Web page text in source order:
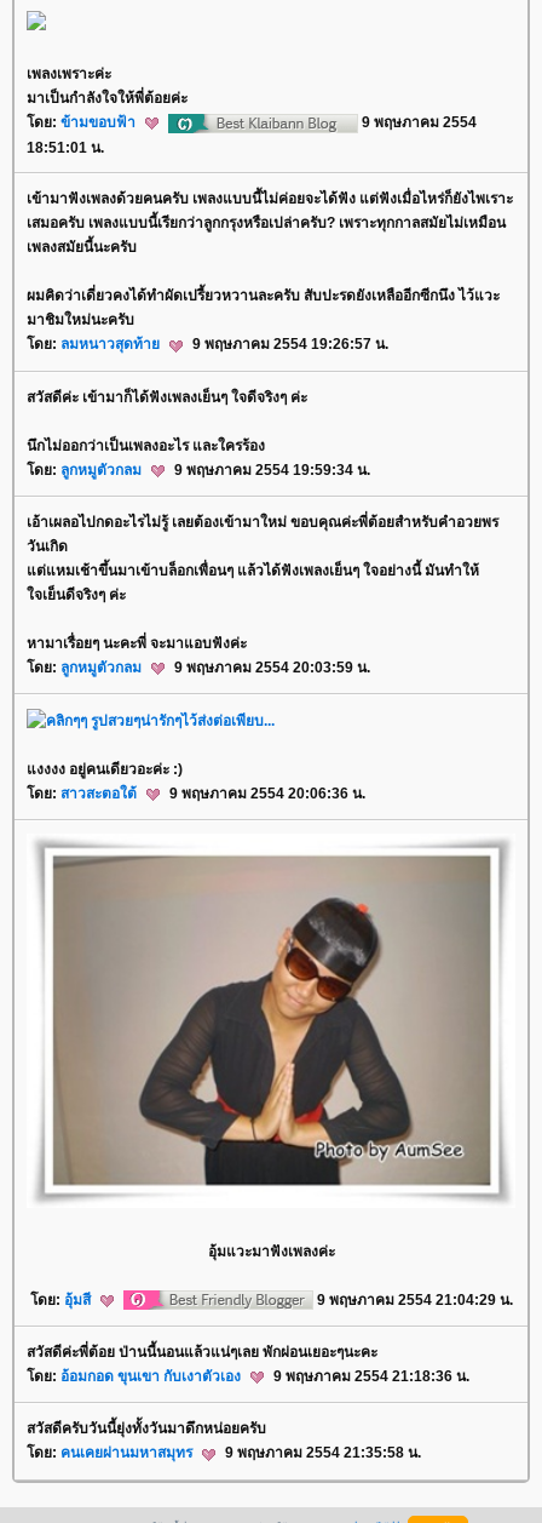
เพลงเพราะค่ะ
มาเป็นกำลังใจให้พี่ต้อยค่ะ
ดย: ข้ามขอบฟ้า
9 พฤษภาคม 2554
18:51:01 น.
เข้ามาฟังเพลงด้วยคนครับ เพลงแบบนี้ไม่ค่อยจะได้ฟัง แต่ฟังเมื่อไหร่ก็ยังไพเราะ
เสมอครับ เพลงแบบนี้เรียกว่าลูกกรุงหรือเปล่าครับ? เพราะทุกกาลสมัยไม่เหมือน
เพลงสมัยนี้นะครับ
ผมคิดว่าเดี่ยวคงได้ทำผัดเปรี้ยวหวานละครับ สับปะรดยังเหลืออีกซีกนึง ไว้แวะ
มาชิมใหม่นะครับ
ดย: ลมหนาวสุดท้า 9 พฤษภาคม 2554 19:26:57 น.
สวัสดีค่ะ เข้ามาก็ได้ฟังเพลงเย็นๆ ใจดีจริงๆ ค่ะ
นึกไม่ออกว่าเป็นเพลงอะไร และใครร้อง
ดย: ลูกหมูตัวกลม 9 พฤษภาคม 2554 19:59:34 น.
เอ้าเผลอไปกดอะไรไม่รู้ เลยต้องเข้ามาใหม่ ขอบคุณค่ะพี่ต้อยสำหรับคำอวยพร
วันเกิด
ต่แหมเช้าขึ้นมาเข้าบล็อกเพื่อนๆ แล้วได้ฟังเพลงเย็นๆ ใจอย่างนี้ มันทำให้
จเย็นดีจริงๆ ค่ะ
หามาเรื่อยๆ นะคะพี่ จะมาแอบฟังค่ะ
ดย: ลูกหมูตัวกลม 9 พฤษภาคม 2554 20:03:59 น.
งงงง อยู่คนเดียวอะค่ะ :)
ดย: สาวสะตอใต้ 9 พฤษภาคม 2554 20:06:36 น.
อุ้มแวะมาฟังเพลงค่ะ
ดย: อุ้มสี 9 พฤษภาคม 2554 21:04:29 น.
สวัสดีค่ะพี่ต้อย ป่านนี้นอนแล้วแน่ๆเลย พักผ่อนเยอะๆนะคะ
ดย: อ้อมกอด ขุนเขา กับเงาตัวเอง 9 พฤษภาคม 2554 21:18:36 น.
สวัสดีครับวันนี้ยุ่งทั้งวันมาดึกหน่อยครับ
ดย: คนเคยผ่านมหาสมุทร 9 พฤษภาคม 2554 21:35:58 น.